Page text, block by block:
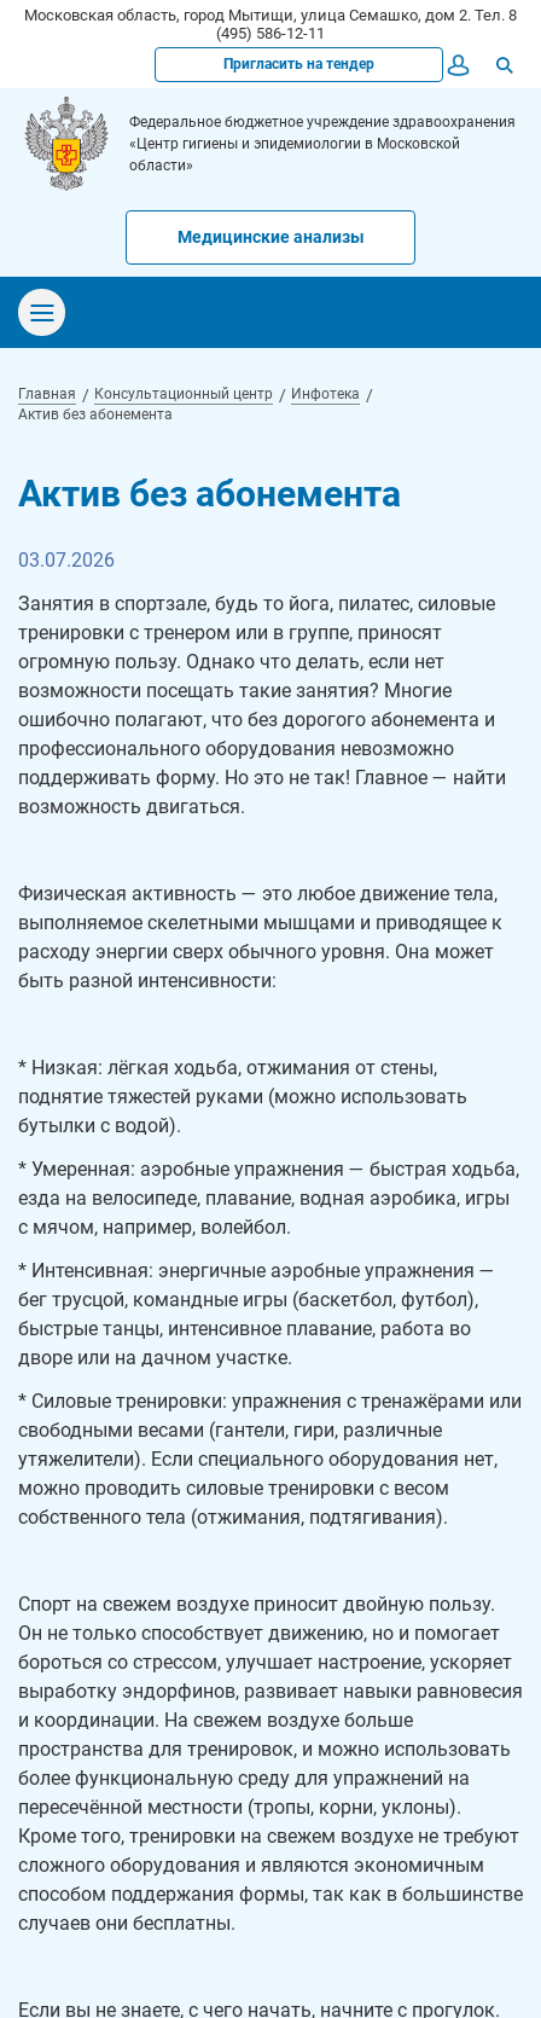
Московская область, город Мытищи, улица Семашко, дом 2. Тел. 8
(495) 586-12-11
Пригласить на тендер
Федеральное бюджетное учреждение здравоохранения
«Центр гигиены и эпидемиологии в Московской
области»
Медицинские анализы
Главная Консультационный центр
Инфотека
Актив без абонемента
Актив без абонемента
03.07.2026
Занятия в спортзале, будь то йога, пилатес, силовые
тренировки с тренером или в группе, приносят
огромную пользу. Однако что делать, если нет
возможности посещать такие занятия? Многие
ошибочно полагают, что без дорогого абонемента и
профессионального оборудования невозможно
поддерживать форму. Но это не так! Главное — найти
возможность двигаться.
Физическая активность — это любое движение тела,
выполняемое скелетными мышцами и приводящее к
расходу энергии сверх обычного уровня. Она может
быть разной интенсивности:
* Низкая: лёгкая ходьба, отжимания от стены,
поднятие тяжестей руками (можно использовать
бутылки с водой).
* Умеренная: аэробные упражнения — быстрая ходьба,
езда на велосипеде, плавание, водная аэробика, игры
с мячом, например, волейбол.
* Интенсивная: энергичные аэробные упражнения —
бег трусцой, командные игры (баскетбол, футбол),
быстрые танцы, интенсивное плавание, работа во
дворе или на дачном участке.
* Силовые тренировки: упражнения с тренажёрами или
свободными весами (гантели, гири, различные
утяжелители). Если специального оборудования нет,
можно проводить силовые тренировки с весом
собственного тела (отжимания, подтягивания).
Спорт на свежем воздухе приносит двойную пользу.
Он не только способствует движению, но и помогает
бороться со стрессом, улучшает настроение, ускоряет
выработку эндорфинов, развивает навыки равновесия
и координации. На свежем воздухе больше
пространства для тренировок, и можно использовать
более функциональную среду для упражнений на
пересечённой местности (тропы, корни, уклоны).
Кроме того, тренировки на свежем воздухе не требуют
сложного оборудования и являются экономичным
способом поддержания формы, так как в большинстве
случаев они бесплатны.
Если вы не знаете, с чего начать, начните с прогулок.